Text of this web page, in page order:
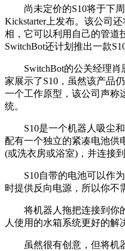
尚未定价的S10将于下周
Kickstarter上发布。该公司
相，它可以利用自己的管道
SwitchBot还计划推出一款
SwitchBot的公关经理肖恩
家展示了S10，虽然该产品
一个工作原型，该公司声称
统。
S10是一个机器人吸尘和
配有一个独立的紧凑电池供
(或洗衣房或浴室)，并连接
S10自带的电池可以作为
时提供反向电源，所以你不
将机器人拖把连接到你
人使用的水箱系统更好的解
虽然很有创意，但将机